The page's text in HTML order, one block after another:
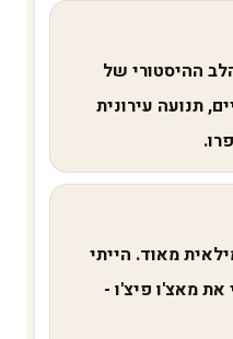
ההיסטורי של
תנועה עירונית
מאוד. הייתי
מאצ'ו פיצ'ו -